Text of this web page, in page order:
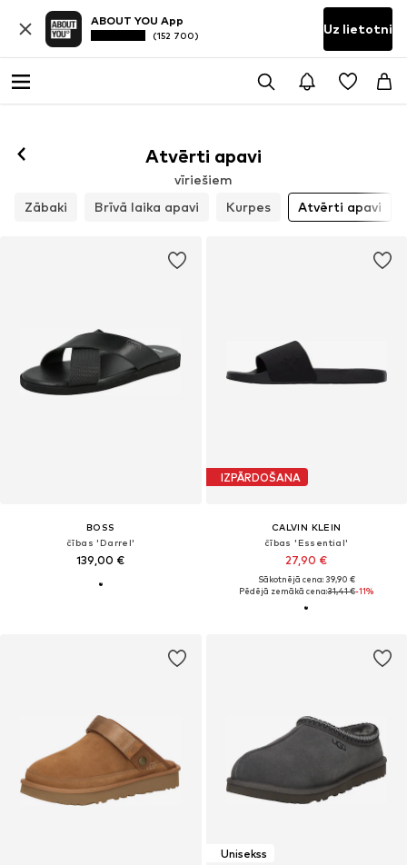
ABOUT YOU App
(152 700) Uz lietotni
Atvērti apavi
vīriešiem
Zābaki
Brīvā laika apavi Kurpes Atvērti apavi
BOSS
čības 'Darrel'
139,00 €
IZPĀRDOŠANA
CALVIN KLEIN
čības 'Essential'
27,90 €
Sākotnējā cena: 39,90 €
Pēdējā zemākā cena:31,41 €-11%
Unisekss